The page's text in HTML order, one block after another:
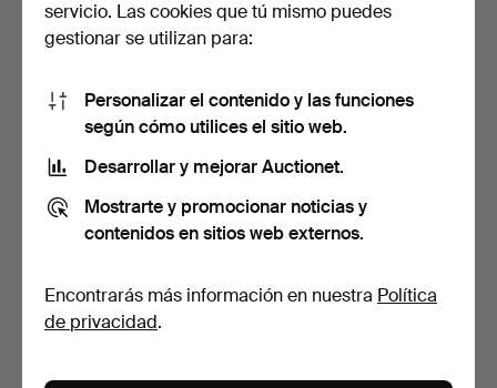
GUNNAR ÅKESSON.
Jarrones, 2 piezas, terrac…
85 USD
JARRÓN DE SUELO,
porcelana, China siglo XI…
8 días
421 USD
servicio. Las cookies que tú mismo puedes
gestionar se utilizan para:
Personalizar el contenido y las funciones
según cómo utilices el sitio web.
Desarrollar y mejorar Auctionet.
Mostrarte y promocionar noticias y
contenidos en sitios web externos.
Encontrarás más información en nuestra Política
de privacidad.